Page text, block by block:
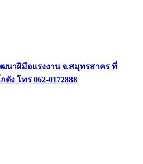
นาฝีมือแรงงาน จ.สมุทรสาคร ที่
ง โทร 062-0172888